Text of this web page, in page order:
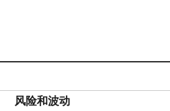
风险和波动